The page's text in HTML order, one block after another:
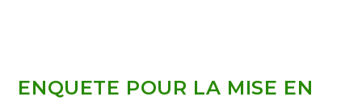
ENQUETE POUR LA MISE EN